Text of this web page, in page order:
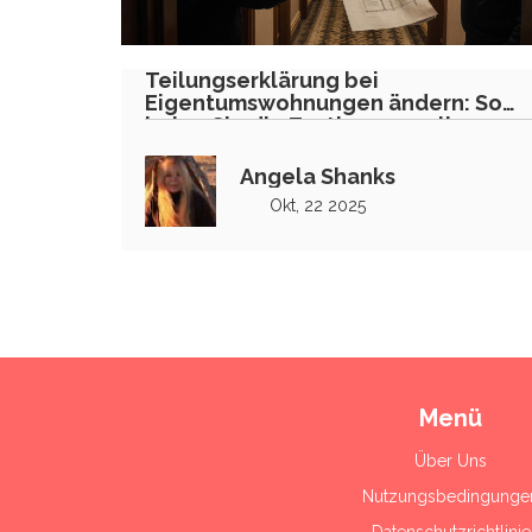
Teilungserklärung bei
Eigentumswohnungen ändern: So
holen Sie die Zustimmung aller
Angela Shanks
Okt, 22 2025
Menü
Über Uns